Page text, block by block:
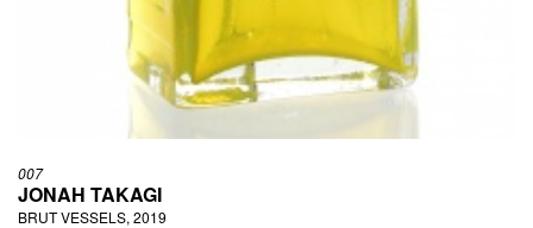
007
JONAH TAKAGI
BRUT VESSELS, 2019